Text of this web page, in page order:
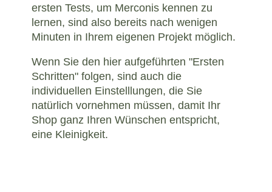
ersten Tests, um Merconis kennen zu
lernen, sind also bereits nach wenigen
Minuten in Ihrem eigenen Projekt möglich.
Wenn Sie den hier aufgeführten "Ersten
Schritten" folgen, sind auch die
individuellen Einstelllungen, die Sie
natürlich vornehmen müssen, damit Ihr
Shop ganz Ihren Wünschen entspricht,
eine Kleinigkeit.